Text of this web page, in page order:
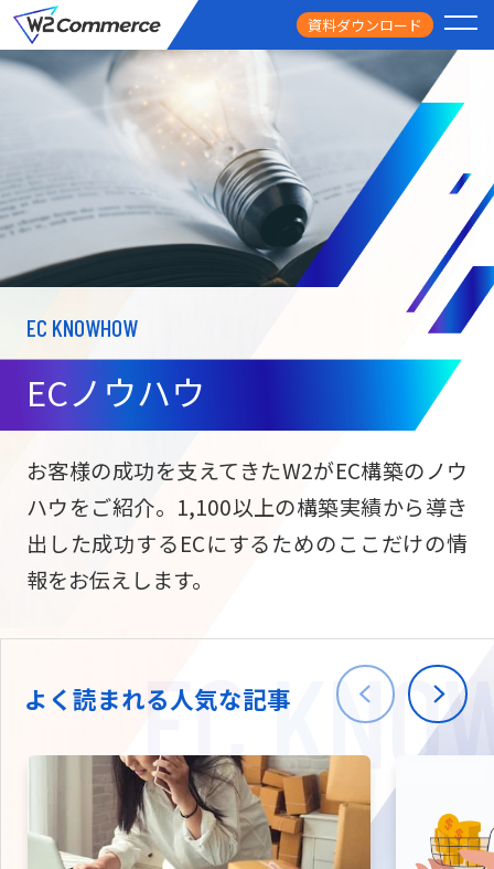
資料ダウンロード
サービス
ECサイト構築
サブスク/定期通販
ECサイト構築
海外進出・現地
W2
PRICE
料金
FEATURE
導入事例
USEFUL
お役立ち情報
NEWS
ニュース
会社情報
TW
EC KNOWHOW
ECノウハウ
お客様の成功を支えてきたW2がEC構築のノウ
ハウをご紹介。1,100以上の構築実績から導き
出した成功するECにするためのここだけの情
報をお伝えします。
よく読まれる人気な記事